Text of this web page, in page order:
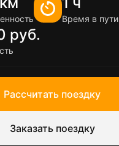
Время в пути
руб.
Рассчитать поездку
Заказать поездку